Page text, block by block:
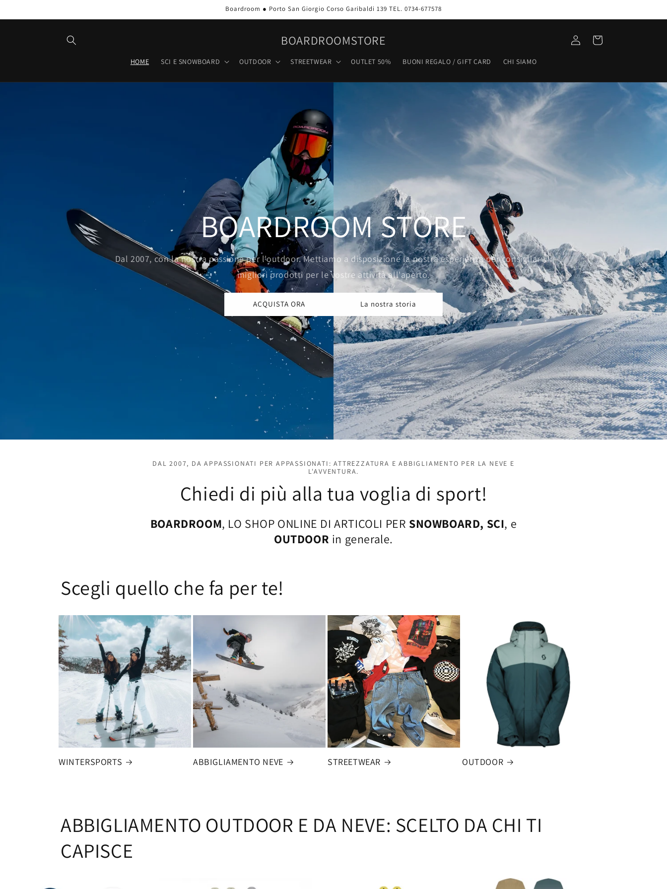
ai contenuti
Boardroom ● Porto San Giorgio Corso Garibaldi 139 TEL. 0734-677578
BOARDROOMSTORE
HOME SCI E SNOWBOARD OUTDOOR STREETWEAR OUTLET 50% BUONI REGALO / GIFT CARD CHI SIAMO
Accedi Carrello
BOARDROOM STORE
Dal 2007, con la nostra passione per l'outdoor. Mettiamo a disposizione la nostra esperienza per consigliarvi i
migliori prodotti per le vostre attività all'aperto.
ACQUISTA ORA La nostra storia
DAL 2007, DA APPASSIONATI PER APPASSIONATI: ATTREZZATURA E ABBIGLIAMENTO PER LA NEVE E
L'AVVENTURA.
Chiedi di più alla tua voglia di sport!
BOARDROOM, LO SHOP ONLINE DI ARTICOLI PER SNOWBOARD, SCI, e
OUTDOOR in generale.
Scegli quello che fa per te!
WINTERSPORTS ABBIGLIAMENTO NEVE STREETWEAR OUTDOOR
ABBIGLIAMENTO OUTDOOR E DA NEVE: SCELTO DA CHI TI
CAPISCE